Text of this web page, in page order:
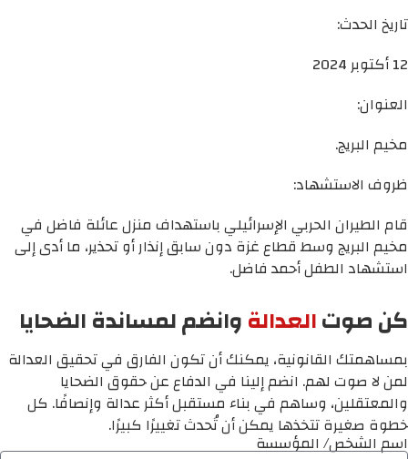
تاريخ الحدث:
12 أكتوبر 2024
العنوان:
مخيم البريج.
ظروف الاستشهاد:
قام الطيران الحربي الإسرائيلي باستهداف منزل عائلة فاضل في
مخيم البريج وسط قطاع غزة دون سابق إنذار أو تحذير، ما أدى إلى
استشهاد الطفل أحمد فاضل.
كن صوتالعدالةوانضم لمساندة الضحايا
بمساهمتك القانونية، يمكنك أن تكون الفارق في تحقيق العدالة
لمن لا صوت لهم. انضم إلينا في الدفاع عن حقوق الضحايا
والمعتقلين، وساهم في بناء مستقبل أكثر عدالة وإنصافًا. كل
خطوة صغيرة تتخذها يمكن أن تُحدث تغييرًا كبيرًا.
اسم الشخص/ المؤسسة